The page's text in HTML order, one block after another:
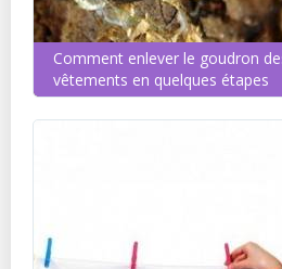
Comment enlever le goudron
vêtements en quelques étapes